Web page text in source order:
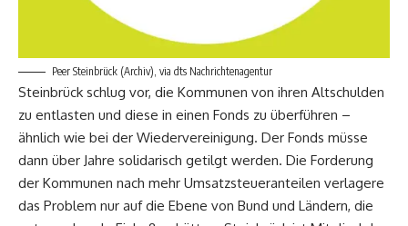
Peer Steinbrück (Archiv), via dts Nachrichtenagentur
Steinbrück schlug vor, die Kommunen von ihren Altschulden
zu entlasten und diese in einen Fonds zu überführen –
ähnlich wie bei der Wiedervereinigung. Der Fonds müsse
dann über Jahre solidarisch getilgt werden. Die Forderung
der Kommunen nach mehr Umsatzsteueranteilen verlagere
das Problem nur auf die Ebene von Bund und Ländern, die